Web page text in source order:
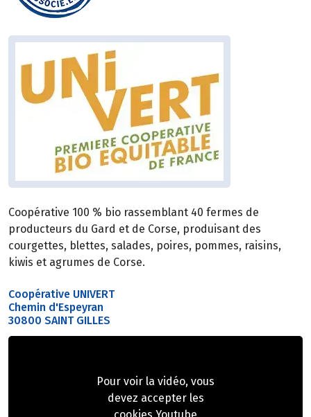
Coopérative 100 % bio rassemblant 40 fermes de
producteurs du Gard et de Corse, produisant des
courgettes, blettes, salades, poires, pommes, raisins,
kiwis et agrumes de Corse.
Coopérative UNIVERT
Chemin d'Espeyran
30800 SAINT GILLES
Pour voir la vidéo, vous
devez accepter les